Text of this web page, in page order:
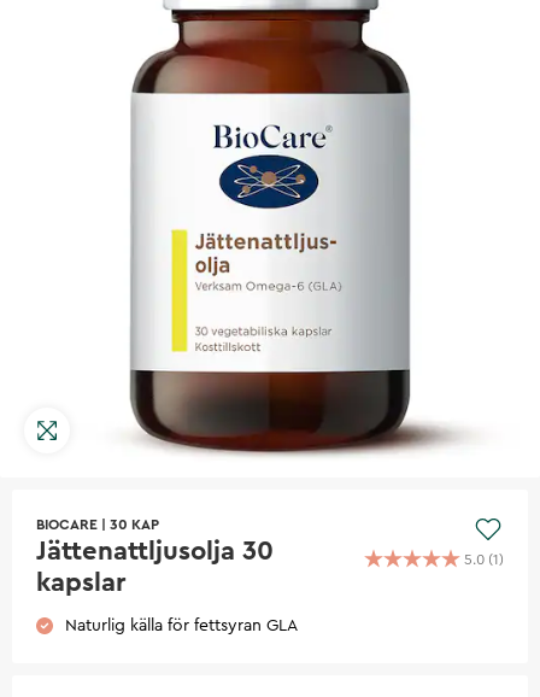
BIOCARE 30 KAP
Jättenattljusolja 30
kapslar
5.0 (1)
Naturlig källa för fettsyran GLA